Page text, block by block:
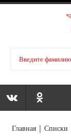
Главная |Списки